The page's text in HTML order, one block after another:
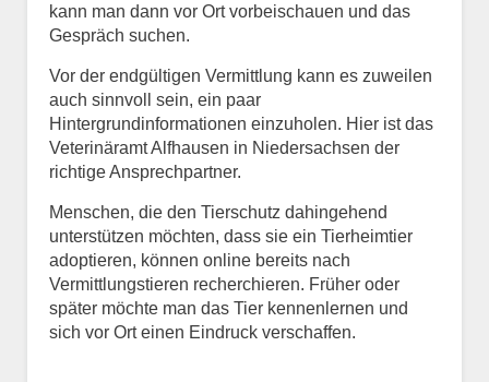
kann man dann vor Ort vorbeischauen und das
Gespräch suchen.
Vor der endgültigen Vermittlung kann es zuweilen
auch sinnvoll sein, ein paar
Hintergrundinformationen einzuholen. Hier ist das
Veterinäramt Alfhausen in Niedersachsen der
richtige Ansprechpartner.
Menschen, die den Tierschutz dahingehend
unterstützen möchten, dass sie ein Tierheimtier
adoptieren, können online bereits nach
Vermittlungstieren recherchieren. Früher oder
später möchte man das Tier kennenlernen und
sich vor Ort einen Eindruck verschaffen.